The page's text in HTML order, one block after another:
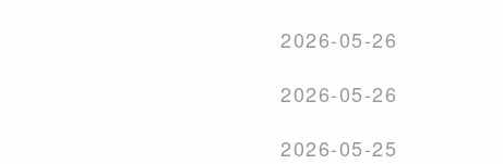
2026-05-26
2026-05-26
2026-05-25